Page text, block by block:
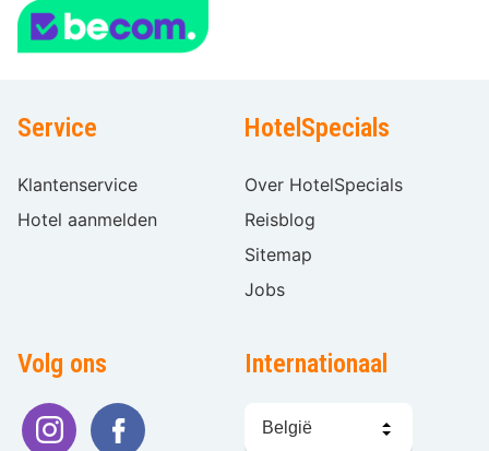
Service
Klantenservice
Hotel aanmelden
HotelSpecials
Over HotelSpecials
Reisblog
Sitemap
Jobs
Volg ons Internationaal
kiezen